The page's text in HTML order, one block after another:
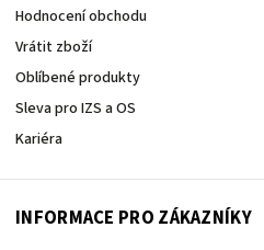
Hodnocení obchodu
Vrátit zboží
Oblíbené produkty
Sleva pro IZS a OS
Kariéra
INFORMACE PRO ZÁKAZNÍKY